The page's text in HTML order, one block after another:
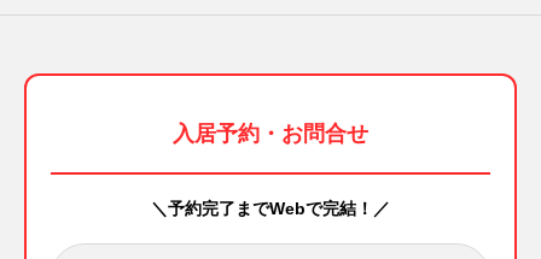
入居予約・お問合せ
＼予約完了までWebで完結！／